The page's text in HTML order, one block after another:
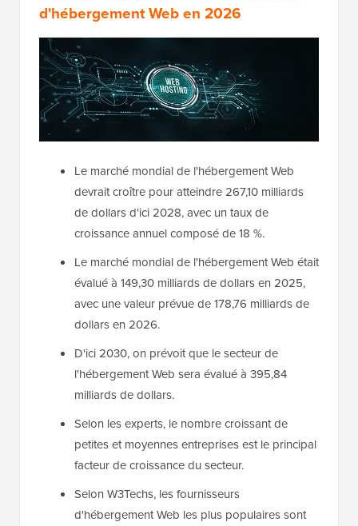
d'hébergement Web en 2026
Le marché mondial de l'hébergement Web
devrait croître pour atteindre 267,10 milliards
de dollars d'ici 2028, avec un taux de
croissance annuel composé de 18 %.
Le marché mondial de l'hébergement Web était
évalué à 149,30 milliards de dollars en 2025,
avec une valeur prévue de 178,76 milliards de
dollars en 2026.
D'ici 2030, on prévoit que le secteur de
l'hébergement Web sera évalué à 395,84
milliards de dollars.
Selon les experts, le nombre croissant de
petites et moyennes entreprises est le principal
facteur de croissance du secteur.
Selon W3Techs, les fournisseurs
d'hébergement Web les plus populaires sont